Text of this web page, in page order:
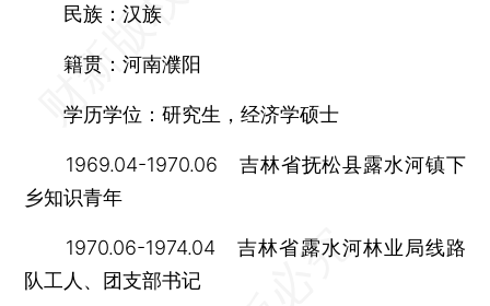
民族：汉族
籍贯：河南濮阳
学历学位：研究生，经济学硕士
1969.04-1970.06 吉林省抚松县露水河镇下
乡知识青年
1970.06-1974.04 吉林省露水河林业局线路
队工人、团支部书记